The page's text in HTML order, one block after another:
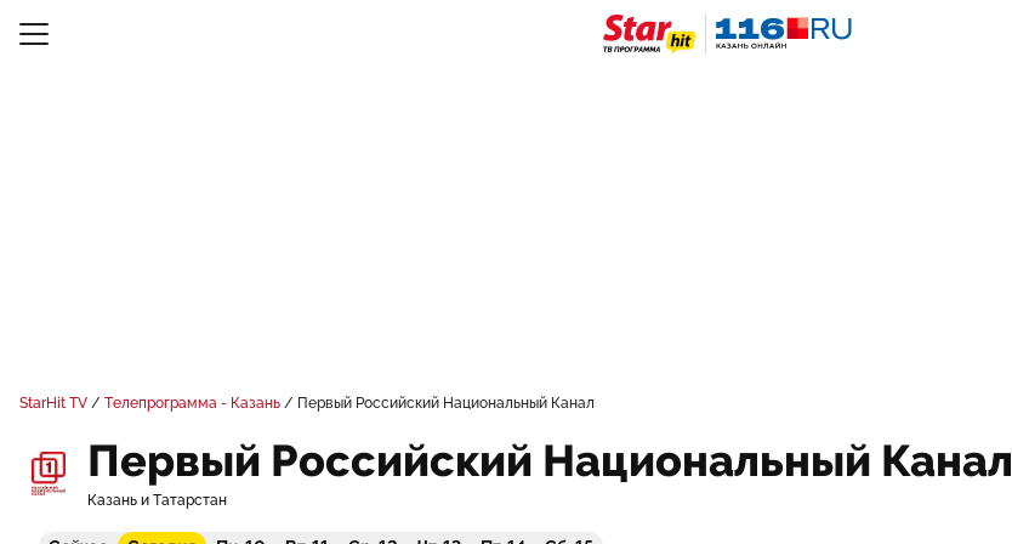
StarHit TV Телепрограмма - Казань Первый Российский Национальный Канал
Первый Российский Национальный Канал
Казань и Татарстан